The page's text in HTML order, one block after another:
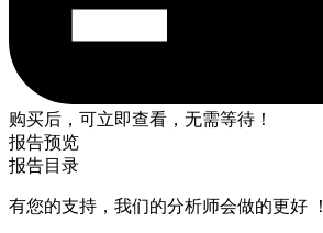
购买后，可立即查看，无需等待！
报告预览
报告目录
有您的支持，我们的分析师会做的更好 ！